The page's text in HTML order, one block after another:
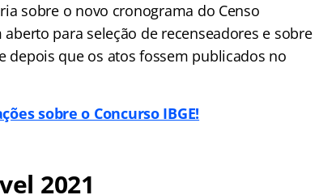
sobre o novo cronograma do Censo
aberto para seleção de recenseadores e sobre
depois que os atos fossem publicados no
sobre o Concurso IBGE!
2021